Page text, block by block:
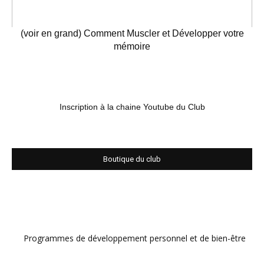
(voir en grand) Comment Muscler et Développer votre
mémoire
Inscription à la chaine Youtube du Club
Boutique du club
Programmes de développement personnel et de bien-être